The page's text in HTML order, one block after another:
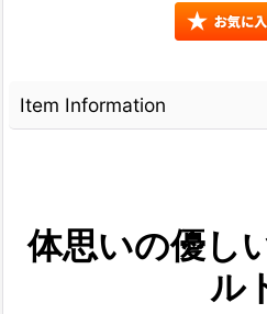
Item Information
体思いの優し
ル